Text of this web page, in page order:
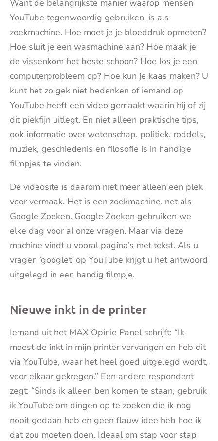
Want de belangrijkste manier waarop mensen
YouTube tegenwoordig gebruiken, is als
zoekmachine. Hoe moet je je bloeddruk opmeten?
Hoe sluit je een wasmachine aan? Hoe maak je
de vissenkom het beste schoon? Hoe los je een
computerprobleem op? Hoe kun je kaas maken? U
kunt het zo gek niet bedenken of iemand op
YouTube heeft een video gemaakt waarin hij of zij
dit piekfijn uitlegt. En niet alleen praktische tips,
ook informatie over wetenschap, politiek, roddels,
muziek, geschiedenis en filosofie is in handige
filmpjes te vinden.
De videosite is daarom niet meer alleen een plek
voor vermaak. Het is een zoekmachine, net als
Google Zoeken. Google Zoeken gebruiken we
elke dag voor al onze vragen. Maar via deze
machine vindt u vooral pagina’s met tekst. Als u
vragen ‘googlet’ op YouTube krijgt u het antwoord
uitgelegd in een handig filmpje.
Nieuwe inkt in de printer
Iemand uit het MAX Opinie Panel schrijft: “Ik
moest de inkt in mijn printer vervangen en heb dit
via YouTube, waar het heel goed uitgelegd wordt,
voor elkaar gekregen.” Een andere respondent
zegt: “Sinds ik alleen ben komen te staan, gebruik
ik YouTube om dingen op te zoeken die ik nog
nooit gedaan heb en geen flauw idee heb hoe ik
dat zou moeten doen. Ideaal om stap voor stap